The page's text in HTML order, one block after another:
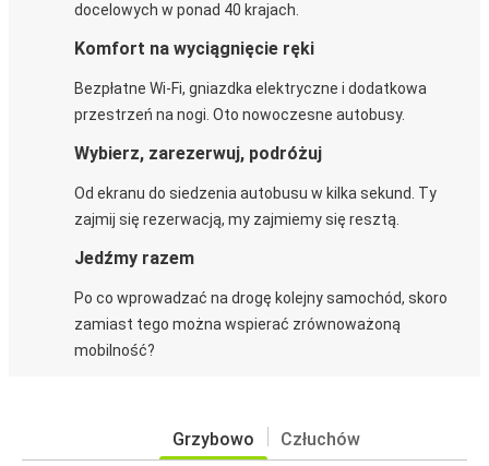
docelowych w ponad 40 krajach.
Komfort na wyciągnięcie ręki
Bezpłatne Wi-Fi, gniazdka elektryczne i dodatkowa
przestrzeń na nogi. Oto nowoczesne autobusy.
Wybierz, zarezerwuj, podróżuj
Od ekranu do siedzenia autobusu w kilka sekund. Ty
zajmij się rezerwacją, my zajmiemy się resztą.
Jedźmy razem
Po co wprowadzać na drogę kolejny samochód, skoro
zamiast tego można wspierać zrównoważoną
mobilność?
Grzybowo Człuchów